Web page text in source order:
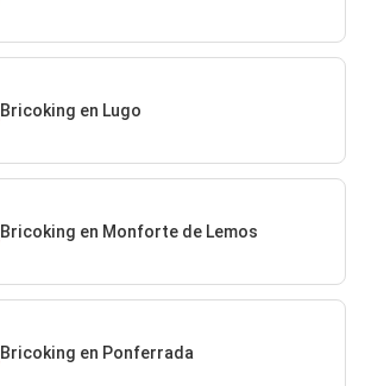
Bricoking en Lugo
Bricoking en Monforte de Lemos
Bricoking en Ponferrada